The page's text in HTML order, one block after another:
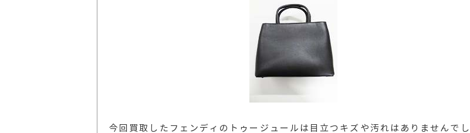
今回買取したフェンディのトゥージュールは目立つキズや汚れはありませんでし